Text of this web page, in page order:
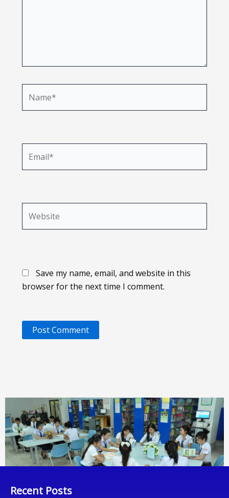
Save my name, email, and website in this
browser for the next time I comment.
Recent Posts